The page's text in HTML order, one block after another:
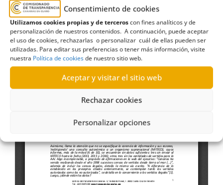
Consentimiento de cookies
Utilizamos cookies propias y de terceroscon fines analíticos y de
personalización de nuestros contenidos. A continuación, puede aceptar
el uso de cookies, rechazarlas o personalizar cuál de ellas pueden ser
utilizadas. Para editar sus preferencias o tener más información, visite
nuestra Política de cookiesde nuestro sitio web.
Aceptar y visitar el sitio web
Rechazar cookies
Personalizar opciones